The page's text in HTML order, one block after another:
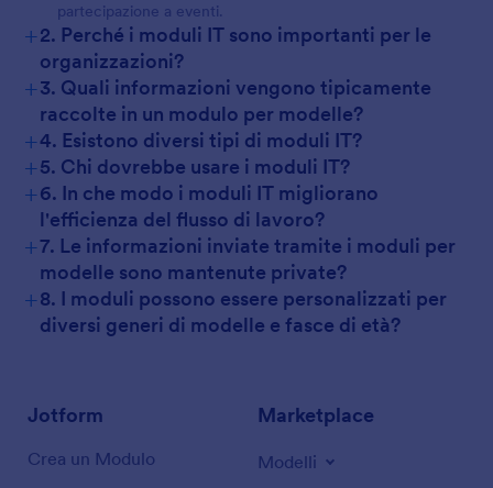
partecipazione a eventi.
+2. Perché i moduli IT sono importanti per le
organizzazioni?
+3. Quali informazioni vengono tipicamente
raccolte in un modulo per modelle?
+4. Esistono diversi tipi di moduli IT?
+5. Chi dovrebbe usare i moduli IT?
+6. In che modo i moduli IT migliorano
l'efficienza del flusso di lavoro?
+7. Le informazioni inviate tramite i moduli per
modelle sono mantenute private?
+8. I moduli possono essere personalizzati per
diversi generi di modelle e fasce di età?
Jotform
Crea un Modulo
Marketplace
Modelli